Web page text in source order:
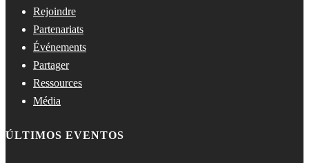
Rejoindre
Partenariats
Événements
Partager
Ressources
Média
ÚLTIMOS EVENTOS